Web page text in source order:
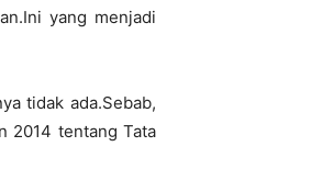
yang menjadi
tidak ada.Sebab,
2014 tentang Tata